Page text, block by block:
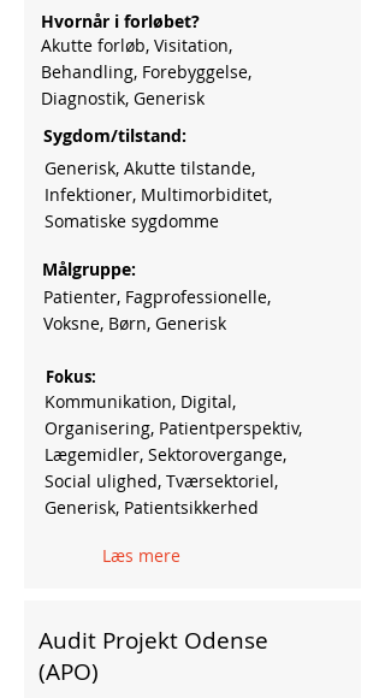
Hvornår i forløbet?
Akutte forløb, Visitation,
Behandling, Forebyggelse,
Diagnostik, Generisk
Sygdom/tilstand:
Generisk, Akutte tilstande,
Infektioner, Multimorbiditet,
Somatiske sygdomme
Målgruppe:
Patienter, Fagprofessionelle,
Voksne, Børn, Generisk
Fokus:
Kommunikation, Digital,
Organisering, Patientperspektiv,
Lægemidler, Sektorovergange,
Social ulighed, Tværsektoriel,
Generisk, Patientsikkerhed
Læs mere
Audit Projekt Odense
(APO)